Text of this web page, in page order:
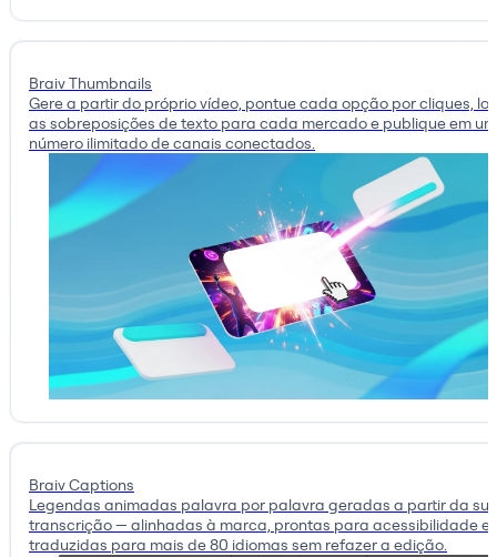
Braiv Thumbnails
Gere a partir do próprio vídeo, pontue cada opção por cliques,
as sobreposições de texto para cada mercado e publique em um
número ilimitado de canais conectados.
Braiv Captions
Legendas animadas palavra por palavra geradas a partir da
transcrição — alinhadas à marca, prontas para acessibilidade e
traduzidas para mais de 80 idiomas sem refazer a edição.